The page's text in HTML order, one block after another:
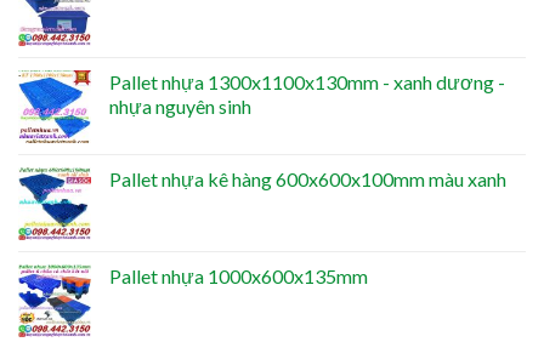
Pallet nhựa 1300x1100x130mm - xanh dương -
nhựa nguyên sinh
Pallet nhựa kê hàng 600x600x100mm màu xanh
Pallet nhựa 1000x600x135mm